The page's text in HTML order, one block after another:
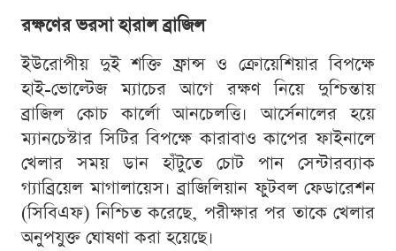
রক্ষণের ভরসা হারাল ব্রাজিল
ইউরোপীয় দুই শক্তি ফ্রান্স ও ক্রোয়েশিয়ার বিপক্ষে
হাই-ভোল্টেজ ম্যাচের আগে রক্ষণ নিয়ে দুশ্চিন্তায়
ব্রাজিল কোচ কার্লো আনচেলত্তি। আর্সেনালের হয়ে
ম্যানচেস্টার সিটির বিপক্ষে কারাবাও কাপের ফাইনালে
খেলার সময় ডান হাঁটুতে চোট পান সেন্টারব্যাক
গ্যাব্রিয়েল মাগালায়েস। ব্রাজিলিয়ান ফুটবল ফেডারেশন
(সিবিএফ) নিশ্চিত করেছে, পরীক্ষার পর তাকে খেলার
অনুপযুক্ত ঘোষণা করা হয়েছে।